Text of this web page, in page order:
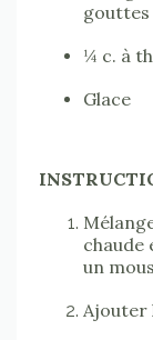
gouttes
¼ c. à
Glace
chaude
un
Ajouter